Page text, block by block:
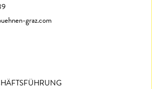
graz.com